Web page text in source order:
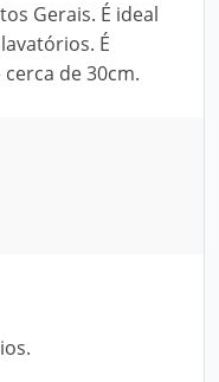
Gerais. É ideal
É
de 30cm.